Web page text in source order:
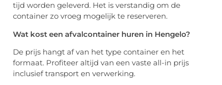
tijd worden geleverd. Het is verstandig om de
container zo vroeg mogelijk te reserveren.
Wat kost een afvalcontainer huren in Hengelo?
De prijs hangt af van het type container en het
formaat. Profiteer altijd van een vaste all-in prijs
inclusief transport en verwerking.